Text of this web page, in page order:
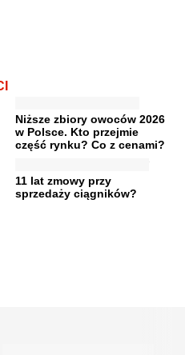
Niższe zbiory owoców 2026
w Polsce. Kto przejmie
część rynku? Co z cenami?
11 lat zmowy przy
sprzedaży ciągników?